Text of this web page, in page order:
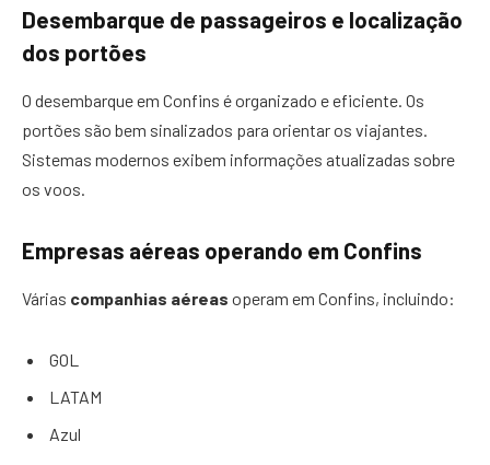
Desembarque de passageiros e localização
dos portões
O desembarque em Confins é organizado e eficiente. Os
portões são bem sinalizados para orientar os viajantes.
Sistemas modernos exibem informações atualizadas sobre
os voos.
Empresas aéreas operando em Confins
Várias companhias aéreas operam em Confins, incluindo:
GOL
LATAM
Azul